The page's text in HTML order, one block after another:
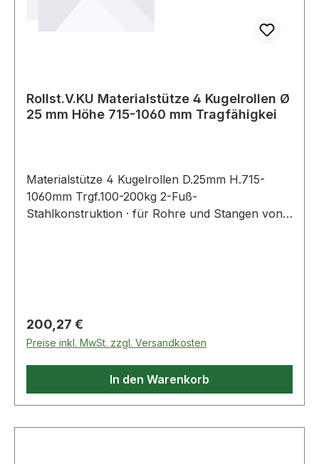
Rollst.V.KU Materialstütze 4 Kugelrollen Ø
25 mm Höhe 715-1060 mm Tragfähigkei
Materialstütze 4 Kugelrollen D.25mm H.715-
1060mm Trgf.100-200kg 2-Fuß-
Stahlkonstruktion · für Rohre und Stangen von
Regulärer Preis:
200,27 €
Preise inkl. MwSt. zzgl. Versandkosten
In den Warenkorb